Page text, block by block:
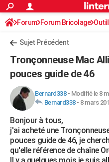
ACTUALITÉS
Politique
Société
Faits Divers
Education
Monde
Villes
+
FINANCE
Retraite
Impôts
Epargne
Immobilier
Risques naturels par ville
Banque
Assurance
Crédit
AUTO
Essais
Réserver un essai
Citadines
Berlines
SUV
Forum auto
HIGH-TECH
Mobiles
Meilleur smartphone
Internet
Ordinateurs
Jeux vidéo
Guide high-tech
+
BRICOLAGE
Forum
Aménagement intérieur
Extérieur
Cuisine
Salle de bains
Jardinage
Rangement
WEEK-END
Forum Forum Bricolage
Sujet Précédent
Tronçonneuse Mac
pouces guide de 46
Bernard338- Modifié le 8
Bernard338- 8 mars
Bonjour à tous,
j'ai acheté une
pouces guide de 46, je
qu'elle référence de chaîne